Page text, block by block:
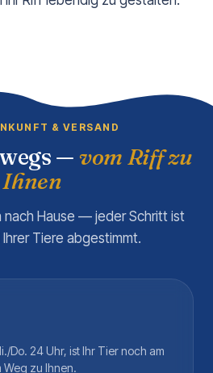
& VERSAND
— vom Riff zu
Ihnen
nach Hause — jeder Schritt ist
Tiere abgestimmt.
Do. 24 Uhr, ist Ihr Tier noch am
zu Ihnen.